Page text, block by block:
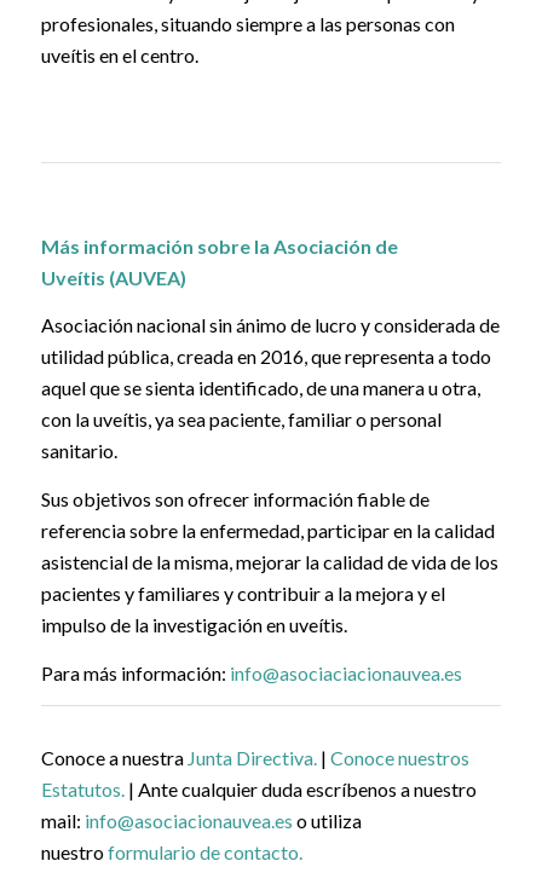
profesionales, situando siempre a las personas con
uveítis en el centro.
Más información sobre la Asociación de
Uveítis (AUVEA)
Asociación nacional sin ánimo de lucro y considerada de
utilidad pública, creada en 2016, que representa a todo
aquel que se sienta identificado, de una manera u otra,
con la uveítis, ya sea paciente, familiar o personal
sanitario.
Sus objetivos son ofrecer información fiable de
referencia sobre la enfermedad, participar en la calidad
asistencial de la misma, mejorar la calidad de vida de los
pacientes y familiares y contribuir a la mejora y el
impulso de la investigación en uveítis.
Para más información: info@asociaciacionauvea.es
Conoce a nuestra Junta Directiva.| Conoce nuestros
Estatutos.| Ante cualquier duda escríbenos a nuestro
mail: info@asociacionauvea.es o utiliza
nuestroformulario de contacto.